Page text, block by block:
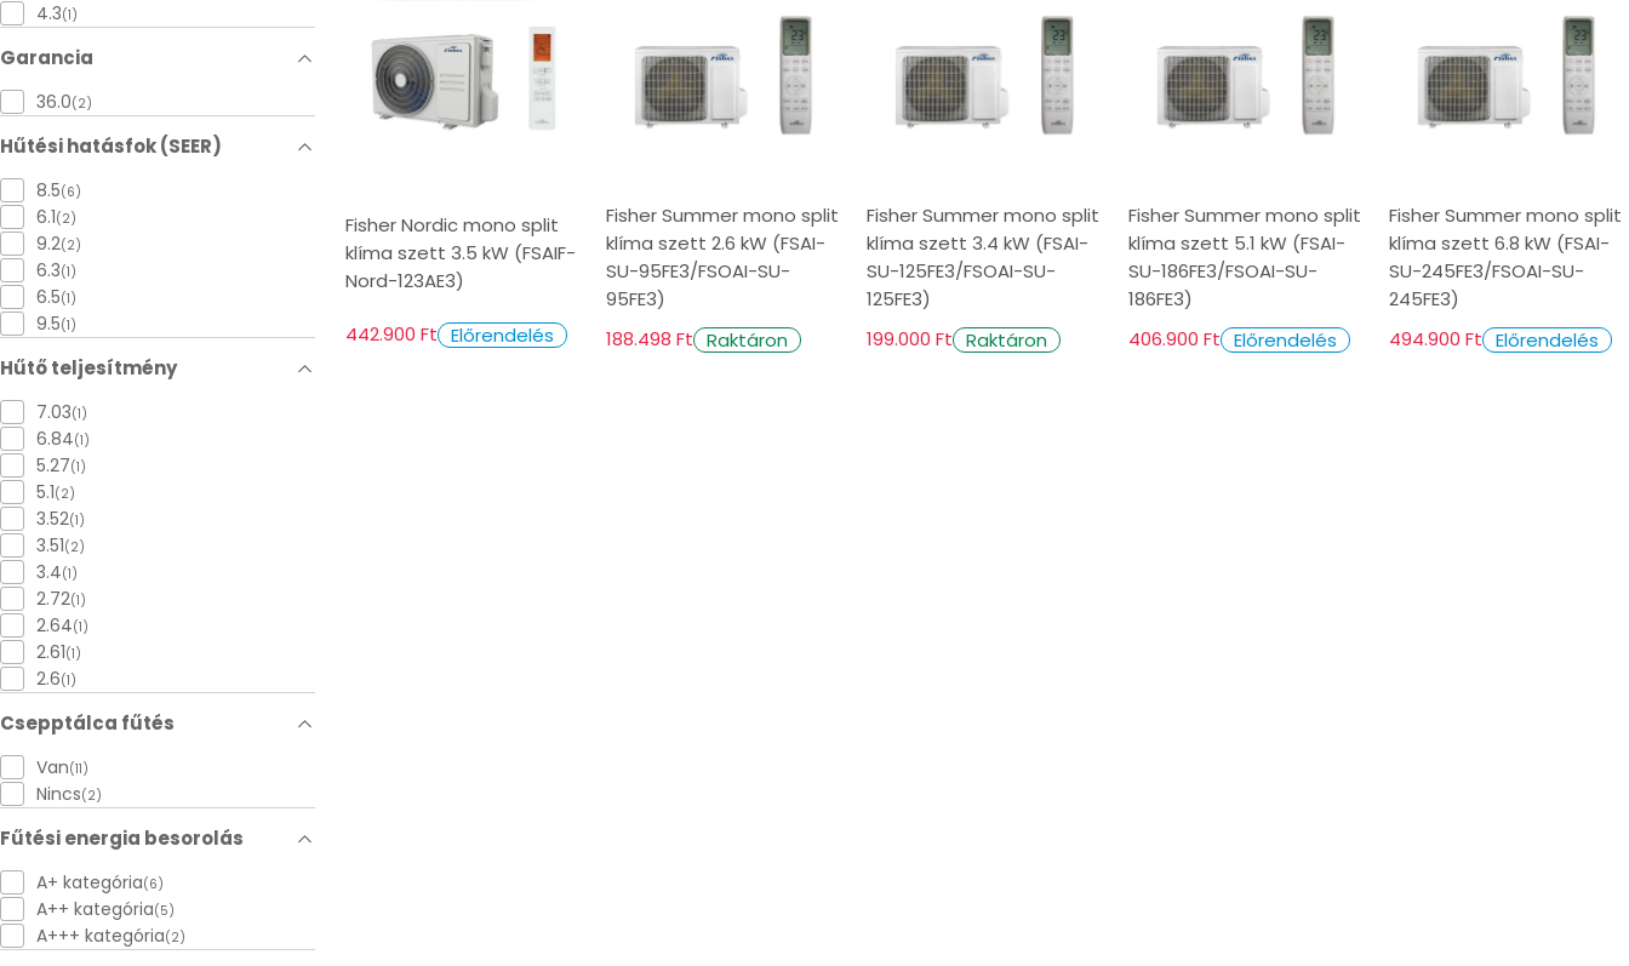
4.3(1)
Garancia
36.0(2)
Hűtési hatásfok (SEER)
8.5(6)
6.1(2)
9.2(2)
6.3(1)
6.5(1)
9.5(1)
Hűtő teljesítmény
7.03(1)
6.84(1)
5.27(1)
5.1(2)
3.52(1)
3.51(2)
3.4(1)
2.72(1)
2.64(1)
2.61(1)
2.6(1)
Csepptálca fűtés
Van(11)
Nincs(2)
Fűtési energia besorolás
A+ kategória(6)
A++ kategória(5)
A+++ kategória(2)
Fisher Nordic mono split
klíma szett 3.5 kW (FSAIF-
Nord-123AE3)
442.900 Ft Előrendelés
Fisher Summer mono split
klíma szett 2.6 kW (FSAI-
SU-95FE3/FSOAI-SU-
95FE3)
188.498 Ft Raktáron
Fisher Summer mono split
klíma szett 3.4 kW (FSAI-
SU-125FE3/FSOAI-SU-
125FE3)
199.000 Ft Raktáron
Fisher Summer mono split
klíma szett 5.1 kW (FSAI-
SU-186FE3/FSOAI-SU-
186FE3)
406.900 Ft Előrendelés
Fisher Summer mono split
klíma szett 6.8 kW (FSAI-
SU-245FE3/FSOAI-SU-
245FE3)
494.900 Ft Előrendelés